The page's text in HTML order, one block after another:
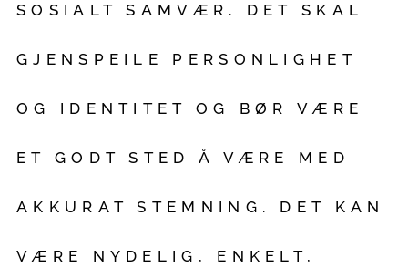
SOSIALT SAMVÆR. DET SKAL
GJENSPEILE PERSONLIGHET
OG IDENTITET OG BØR VÆRE
ET GODT STED Å VÆRE MED
AKKURAT STEMNING. DET KAN
VÆRE NYDELIG, ENKELT,